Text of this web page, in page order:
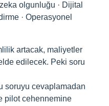
olgunluğu · Dijital
· Operasyonel
artacak, maliyetler
edilecek. Peki soru
soruyu cevaplamadan
pilot cehennemine